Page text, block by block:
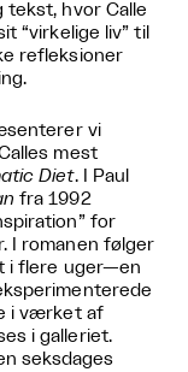
tekst, hvor Calle
“virkelige liv” til
refleksioner
vi
mest
Diet. I Paul
fra 1992
for
I romanen følger
i flere uger—en
i værket af
i galleriet.
seksdages